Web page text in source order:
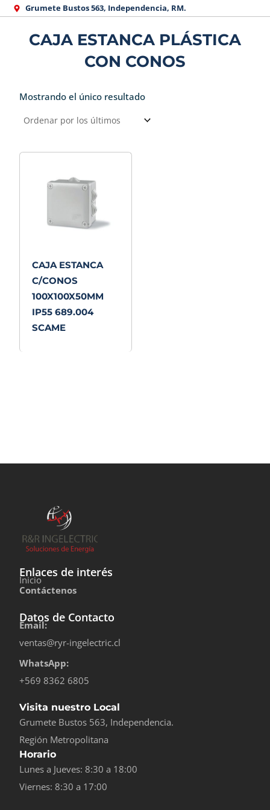
contenido
Grumete Bustos 563, Independencia, RM.
CAJA ESTANCA PLÁSTICA
CON CONOS
Mostrando el único resultado
CAJA ESTANCA
C/CONOS
100X100X50MM
IP55 689.004
SCAME
Enlaces de interés
Inicio
Contáctenos
Datos de Contacto
Email:
ventas@ryr-ingelectric.cl
WhatsApp:
+569 8362 6805
Visita nuestro Local
Grumete Bustos 563, Independencia.
Región Metropolitana
Horario
Lunes a Jueves: 8:30 a 18:00
Viernes: 8:30 a 17:00